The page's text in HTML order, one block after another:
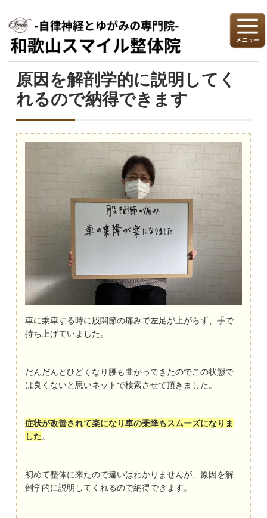
原因を解剖学的に説明してく
れるので納得できます
車に乗車する時に股関節の痛みで左足が上がらず、手で
持ち上げていました。
だんだんとひどくなり腰も曲がってきたのでこの状態で
は良くないと思いネットで検索させて頂きました。
症状が改善されて楽になり車の乗降もスムーズになりま
した。
初めて整体に来たので違いはわかりませんが、原因を解
剖学的に説明してくれるので納得できます。